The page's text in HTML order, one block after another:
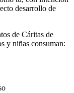
desarrollo de
de Cáritas de
y niñas consuman: